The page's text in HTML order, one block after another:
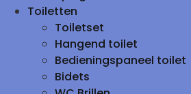
Toiletten
Toiletset
Hangend toilet
Bedieningspaneel toilet
Bidets